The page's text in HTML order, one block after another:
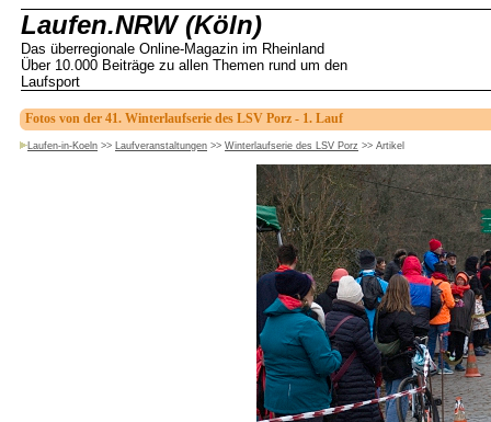
Laufen.NRW (Köln)
Das überregionale Online-Magazin im Rheinland
Über 10.000 Beiträge zu allen Themen rund um den
Laufsport
Fotos von der 41. Winterlaufserie des LSV Porz - 1. Lauf
Laufen-in-Koeln >> Laufveranstaltungen >> Winterlaufserie des LSV Porz >> Artikel